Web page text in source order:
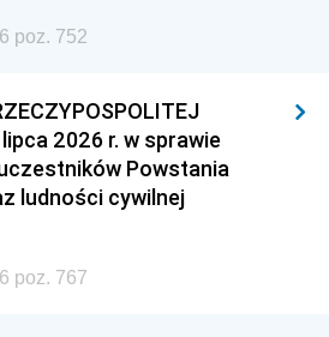
poz. 752
2026 r. w sprawie
Powstania
ludności cywilnej
poz. 767